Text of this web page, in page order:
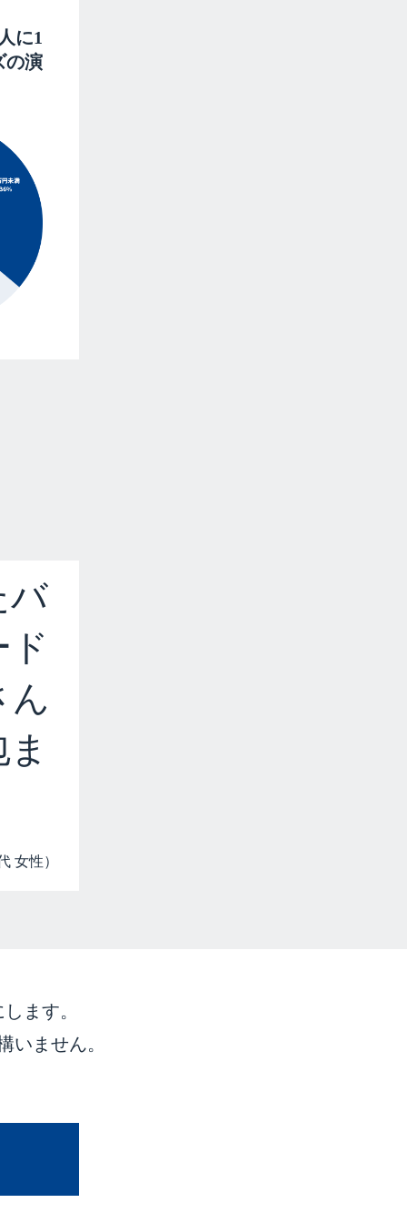
に1
の演
バ
ん
女性）
ます。
いません。